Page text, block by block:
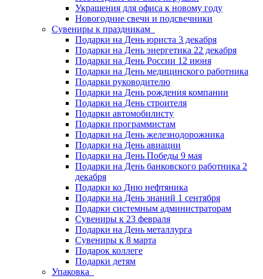
Украшения для офиса к новому году
Новогодние свечи и подсвечники
Сувениры к праздникам
Подарки на День юриста 3 декабря
Подарки на День энергетика 22 декабря
Подарки на День России 12 июня
Подарки на День медицинского работника
Подарки руководителю
Подарки на День рождения компании
Подарки на День строителя
Подарки автомобилисту
Подарки программистам
Подарки на День железнодорожника
Подарки на День авиации
Подарки на День Победы 9 мая
Подарки на День банковского работника 2
декабря
Подарки ко Дню нефтяника
Подарки на День знаний 1 сентября
Подарки системным администраторам
Сувениры к 23 февраля
Подарки на День металлурга
Сувениры к 8 марта
Подарок коллеге
Подарки детям
Упаковка